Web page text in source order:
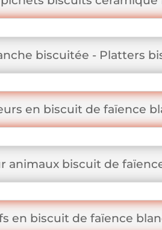
biscuitée - Platters
en biscuit de faïence
animaux biscuit de
en biscuit de faïence